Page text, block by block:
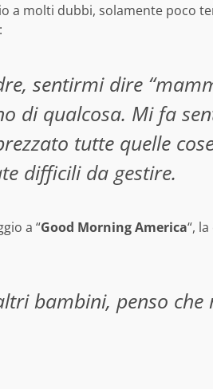
a molti dubbi, solamente poco
sentirmi dire
di qualcosa. Mi fa
tutte quelle
difficili da gestire.
a “Good Morning America“,
bambini, penso